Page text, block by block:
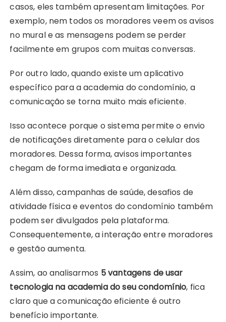
casos, eles também apresentam limitações. Por
exemplo, nem todos os moradores veem os avisos
no mural e as mensagens podem se perder
facilmente em grupos com muitas conversas.
Por outro lado, quando existe um aplicativo
específico para a academia do condomínio, a
comunicação se torna muito mais eficiente.
Isso acontece porque o sistema permite o envio
de notificações diretamente para o celular dos
moradores. Dessa forma, avisos importantes
chegam de forma imediata e organizada.
Além disso, campanhas de saúde, desafios de
atividade física e eventos do condomínio também
podem ser divulgados pela plataforma.
Consequentemente, a interação entre moradores
e gestão aumenta.
Assim, ao analisarmos 5 vantagens de usar
tecnologia na academia do seu condomínio, fica
claro que a comunicação eficiente é outro
benefício importante.